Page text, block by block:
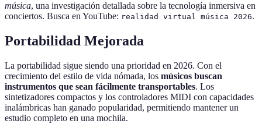
música, una investigación detallada sobre la tecnología inmersiva en
conciertos. Busca en YouTube: realidad virtual música 2026.
Portabilidad Mejorada
La portabilidad sigue siendo una prioridad en 2026. Con el
crecimiento del estilo de vida nómada, los músicos buscan
instrumentos que sean fácilmente transportables. Los
sintetizadores compactos y los controladores MIDI con capacidades
inalámbricas han ganado popularidad, permitiendo mantener un
estudio completo en una mochila.